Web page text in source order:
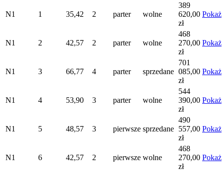
N1 1 35,42 2 parter wolne
389
620,00
zł
Pokaż
N1 2 42,57 2 parter wolne
468
270,00
zł
Pokaż
N1 3 66,77 4 parter sprzedane
701
085,00
zł
Pokaż
N1 4 53,90 3 parter wolne
544
390,00
zł
Pokaż
N1 5 48,57 3 pierwsze sprzedane
490
557,00
zł
Pokaż
N1 6 42,57 2 pierwsze wolne
468
270,00
zł
Pokaż